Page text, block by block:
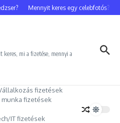
Mennyit keres egy celebfotós?
keres, mi a fizetése, mennyi a
fizetések
munka fizetések
IT fizetések